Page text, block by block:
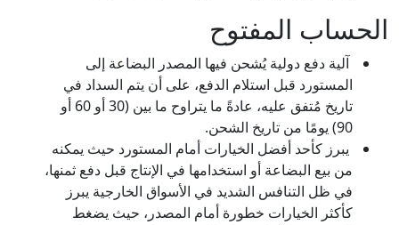
الحساب المفتوح
آلية دفع دولية يُشحن فيها المصدر البضاعة إلى
المستورد قبل استلام الدفع، على أن يتم السداد في
تاريخ مُتفق عليه، عادةً ما يتراوح ما بين (30 أو 60 أو
90) يومًا من تاريخ الشحن.
يبرز كأحد أفضل الخيارات أمام المستورد حيث يمكنه
من بيع البضاعة أو استخدامها في الإنتاج قبل دفع ثمنها،
في ظل التنافس الشديد في الأسواق الخارجية يبرز
كأكثر الخيارات خطورة أمام المصدر، حيث يضغط